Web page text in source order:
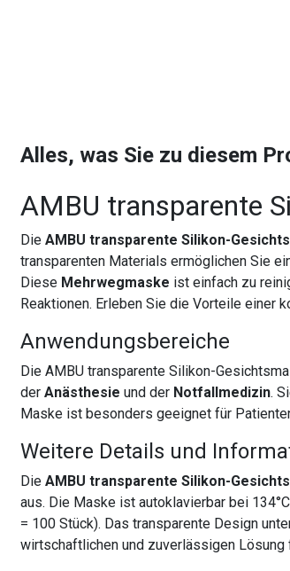
Alles, was Sie zu diesem
AMBU transparente
DieAMBU transparente Silikon-
transparenten Materials ermöglichen Sie
Diese Mehrwegmaske ist einfach zu
Reaktionen. Erleben Sie die Vorteile einer
Anwendungsbereiche
Die AMBU transparente Silikon-
derAnästhesie und der Notfallmedizin.
Maske ist besonders geeignet für
Weitere Details und
DieAMBU transparente Silikon-
aus. Die Maske ist autoklavierbar bei
= 100 Stück). Das transparente Design
wirtschaftlichen und zuverlässigen